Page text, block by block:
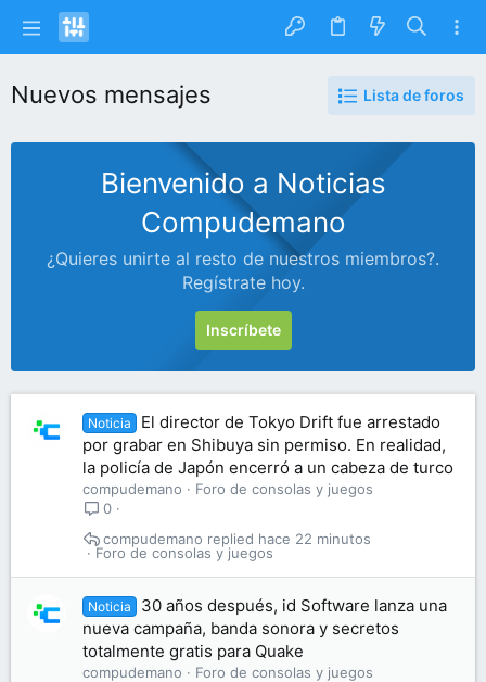
Nuevos mensajes Lista de foros
Bienvenido a Noticias
Compudemano
¿Quieres unirte al resto de nuestros miembros?.
Regístrate hoy.
Inscríbete
Noticia
El director de Tokyo Drift fue arrestado
por grabar en Shibuya sin permiso. En realidad,
la policía de Japón encerró a un cabeza de turco
compudemano
Foro de consolas y juegos
0
Foro de consolas y juegos
hace 22 minutos
compudemano
Noticia
30 años después, id Software lanza una
nueva campaña, banda sonora y secretos
totalmente gratis para Quake
compudemano
Foro de consolas y juegos